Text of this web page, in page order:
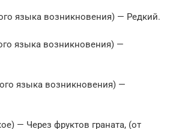
языка возникновения) — Редкий.
языка возникновения) —
языка возникновения) —
— Через фруктов граната, (от